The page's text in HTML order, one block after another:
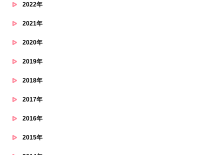
2022年
2021年
2020年
2019年
2018年
2017年
2016年
2015年